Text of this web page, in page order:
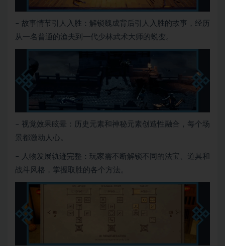
– 故事情节引人入胜：解锁魏成背后引人入胜的故事，经历
从一名普通的渔夫到一代少林武术大师的蜕变。
– 视觉效果眩晕：历史元素和神秘元素创造性融合，每个场
景都激动人心。
– 人物发展轨迹完整：玩家需不断解锁不同的法宝、道具和
战斗风格，掌握取胜的各个方法。